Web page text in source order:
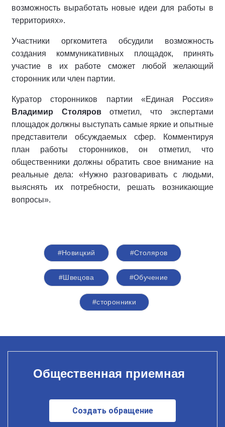
возможность выработать новые идеи для работы в
территориях».
Участники оргкомитета обсудили возможность
создания коммуникативных площадок, принять
участие в их работе сможет любой желающий
сторонник или член партии.
Куратор сторонников партии «Единая Россия»
Владимир Столяровотметил, что экспертами
площадок должны выступать самые яркие и опытные
представители обсуждаемых сфер. Комментируя
план работы сторонников, он отметил, что
общественники должны обратить свое внимание на
реальные дела: «Нужно разговаривать с людьми,
выяснять их потребности, решать возникающие
вопросы».
#Новицкий #Столяров
#Швецова #Обучение
#сторонники
Общественная приемная
Создать обращение